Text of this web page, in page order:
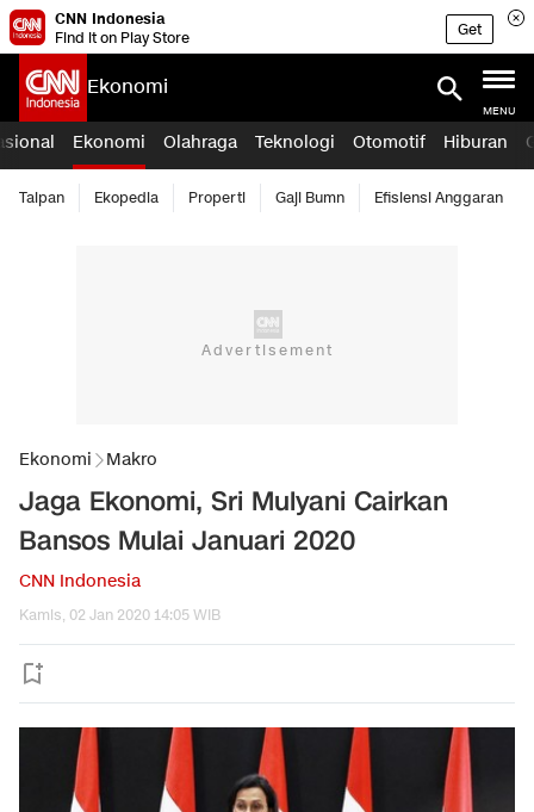
CNN Indonesia
Find it on Play Store
Get
Ekonomi
MENU
Ekonomi Olahraga Teknologi Otomotif Hiburan
Taipan Ekopedia Properti Gaji Bumn Efisiensi Anggaran
Ekonomi Makro
Jaga Ekonomi, Sri Mulyani Cairkan
Bansos Mulai Januari 2020
CNN Indonesia
Kamis, 02 Jan 2020 14:05 WIB